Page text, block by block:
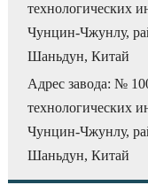
технологических
Чунцин-Чжунлу,
Шаньдун, Китай
Адрес завода: №
технологических
Чунцин-Чжунлу,
Шаньдун, Китай